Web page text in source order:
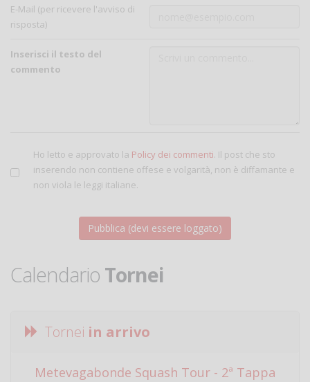
E-Mail (per ricevere l'avviso di
risposta)
Inserisci il testo del
commento
Ho letto e approvato la Policy dei commenti. Il post che sto
inserendo non contiene offese e volgarità, non è diffamante e
non viola le leggi italiane.
Calendario Tornei
Tornei in arrivo
Metevagabonde Squash Tour - 2ª Tappa